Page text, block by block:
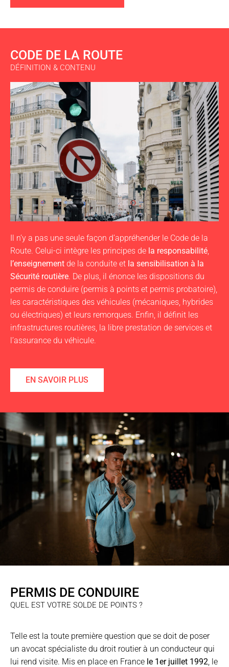
CODE DE LA ROUTE
DÉFINITION & CONTENU
Il n’y a pas une seule façon d’appréhender le Code de la
Route. Celui-ci intègre les principes de la responsabilité
l’enseignement de la conduite et la sensibilisation à la
Sécurité routière. De plus, il énonce les dispositions du
permis de conduire (permis à points et permis probatoire),
les caractéristiques des véhicules (mécaniques, hybrides
ou électriques) et leurs remorques. Enfin, il définit les
infrastructures routières, la libre prestation de services et
l’assurance du véhicule.
EN SAVOIR PLUS
PERMIS DE CONDUIRE
QUEL EST VOTRE SOLDE DE POINTS ?
Telle est la toute première question que se doit de poser
un avocat spécialiste du droit routier à un conducteur qui
lui rend visite. Mis en place en France le 1er juillet 1992, le